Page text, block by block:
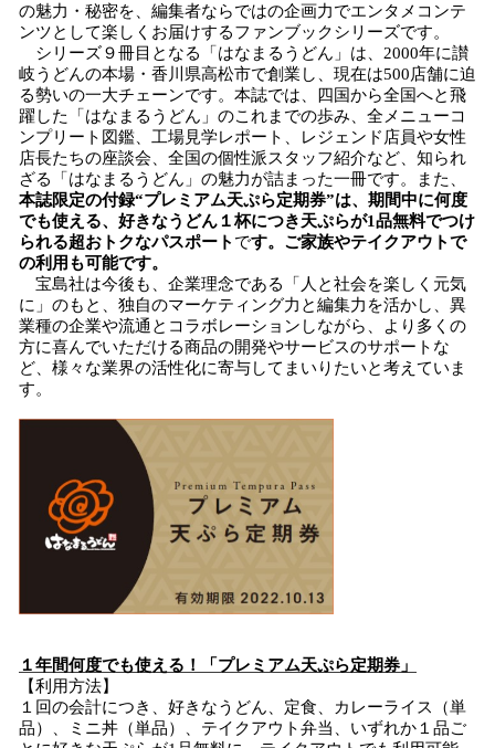
の魅力・秘密を、編集者ならではの企画力でエンタメコンテ
ンツとして楽しくお届けするファンブックシリーズです。
シリーズ９冊目となる「はなまるうどん」は、2000年に讃
岐うどんの本場・香川県高松市で創業し、現在は500店舗に迫
る勢いの一大チェーンです。本誌では、四国から全国へと飛
躍した「はなまるうどん」のこれまでの歩み、全メニューコ
ンプリート図鑑、工場見学レポート、レジェンド店員や女性
店長たちの座談会、全国の個性派スタッフ紹介など、知られ
ざる「はなまるうどん」の魅力が詰まった一冊です。また、
本誌限定の付録“プレミアム天ぷら定期券”は、期間中に何度
でも使える、好きなうどん１杯につき天ぷらが1品無料でつけ
られる超おトクなパスポート です。ご家族やテイクアウトで
の利用も可能です。
宝島社は今後も、企業理念である「人と社会を楽しく元気
に」のもと、独自のマーケティング力と編集力を活かし、異
業種の企業や流通とコラボレーションしながら、より多くの
方に喜んでいただける商品の開発やサービスのサポートな
ど、様々な業界の活性化に寄与してまいりたいと考えていま
す。
１年間何度でも使える！「プレミアム天ぷら定期券」
【利用方法】
１回の会計につき、好きなうどん、定食、カレーライス（単
品）、ミニ丼（単品）、テイクアウト弁当、いずれか１品ご